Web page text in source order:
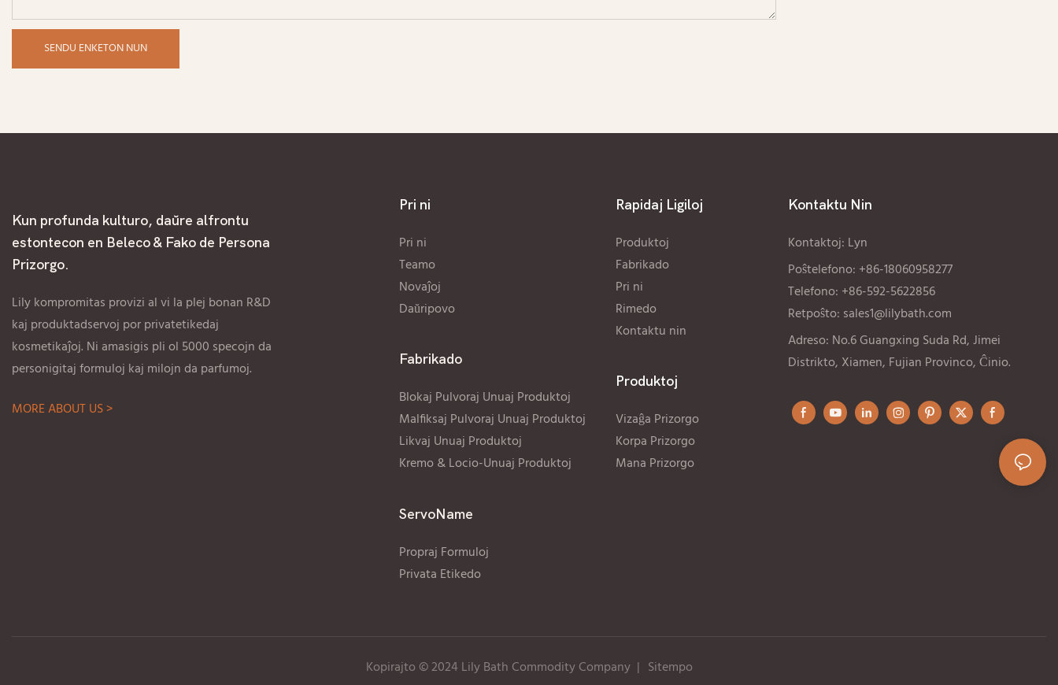
SENDU ENKETON NUN
Kun profunda kulturo, daŭre alfrontu
estontecon en Beleco & Fako de Persona
Prizorgo.
Lily kompromitas provizi al vi la plej bonan R&D
kaj produktadservoj por privatetikedaj
kosmetikaĵoj. Ni amasigis pli ol 5000 specojn da
personigitaj formuloj kaj milojn da parfumoj.
MORE ABOUT US >
Pri ni
Pri ni
Teamo
Novaĵoj
Daŭripovo
Fabrikado
Blokaj Pulvoraj Unuaj Produktoj
Malfiksaj Pulvoraj Unuaj Produktoj
Likvaj Unuaj Produktoj
Kremo & Locio-Unuaj Produktoj
ServoName
Propraj Formuloj
Privata Etikedo
Rapidaj Ligiloj
Produktoj
Fabrikado
Pri ni
Rimedo
Kontaktu nin
Produktoj
Vizaĝa Prizorgo
Korpa Prizorgo
Mana Prizorgo
Kontaktu Nin
Kontaktoj: Lyn
Poŝtelefono: +86-18060958277
Telefono: +86-592-5622856
Retpoŝto: sales1@lilybath.com
Adreso: No.6 Guangxing Suda Rd, Jimei
Distrikto, Xiamen, Fujian Provinco, Ĉinio.
Kopirajto © 2024 Lily Bath Commodity Company | Sitempo